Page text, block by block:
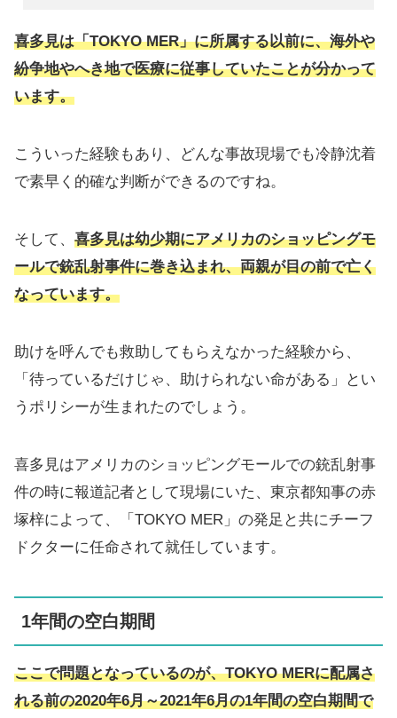
喜多見は「TOKYO MER」に所属する以前に、海外や
紛争地やへき地で医療に従事していたことが分かって
います。
こういった経験もあり、どんな事故現場でも冷静沈着
で素早く的確な判断ができるのですね。
そして、 喜多見は幼少期にアメリカのショッピングモ
ールで銃乱射事件に巻き込まれ、両親が目の前で亡く
なっています。
助けを呼んでも救助してもらえなかった経験から、
「待っているだけじゃ、助けられない命がある」とい
うポリシーが生まれたのでしょう。
喜多見はアメリカのショッピングモールでの銃乱射事
件の時に報道記者として現場にいた、東京都知事の赤
塚梓によって、「TOKYO MER」の発足と共にチーフ
ドクターに任命されて就任しています。
1年間の空白期間
ここで問題となっているのが、TOKYO MERに配属さ
れる前の2020年6月～2021年6月の1年間の空白期間で